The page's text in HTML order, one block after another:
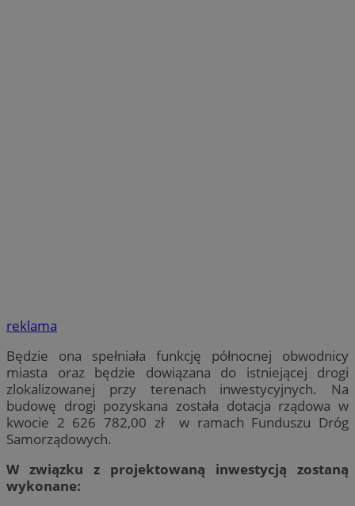
reklama
Będzie ona spełniała funkcję północnej obwodnicy
miasta oraz będzie dowiązana do istniejącej drogi
zlokalizowanej przy terenach inwestycyjnych. Na
budowę drogi pozyskana została dotacja rządowa w
kwocie 2 626 782,00 zł w ramach Funduszu Dróg
Samorządowych.
W związku z projektowaną inwestycją zostaną
wykonane: